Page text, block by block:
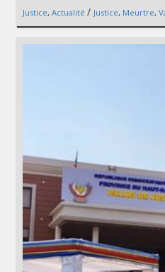
Justice, Actualité / Justice, Meurtre,